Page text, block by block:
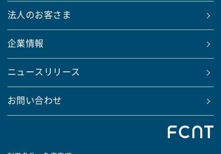
法人のお客さま
企業情報
ニュースリリース
お問い合わせ